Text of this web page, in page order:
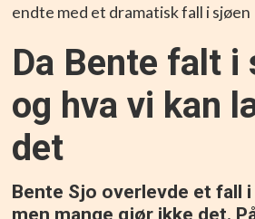
endte med et dramatisk fall i sjøen
Da Bente falt i
og hva vi kan
det
Bente Sjo overlevde et fall
men mange gjør ikke det.